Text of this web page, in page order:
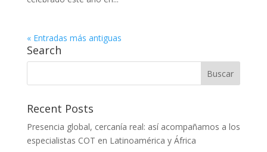
« Entradas más antiguas
Search
Recent Posts
Presencia global, cercanía real: así acompañamos a los
especialistas COT en Latinoamérica y África